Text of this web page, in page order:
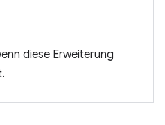
diese Erweiterung